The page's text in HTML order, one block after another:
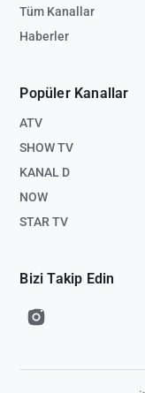
Tüm Kanallar
Haberler
Popüler Kanallar
ATV
SHOW TV
KANAL D
NOW
STAR TV
Bizi Takip Edin